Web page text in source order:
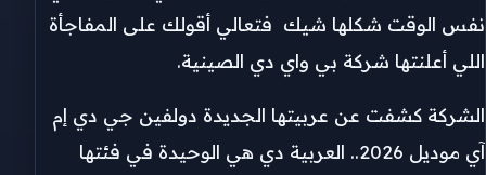
نفس الوقت شكلها شيك فتعالي أقولك على المفاجأة
اللي أعلنتها شركة بي واي دي الصينية.
الشركة كشفت عن عربيتها الجديدة دولفين جي دي إم
آي موديل 2026.. العربية دي هي الوحيدة في فئتها